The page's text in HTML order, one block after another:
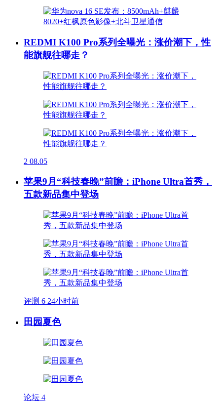
REDMI K100 Pro系列全曝光：涨价潮下，性
能旗舰往哪走？
2 08.05
苹果9月“科技春晚”前瞻：iPhone Ultra首秀，
五款新品集中登场
评测 6 24小时前
田园夏色
论坛 4